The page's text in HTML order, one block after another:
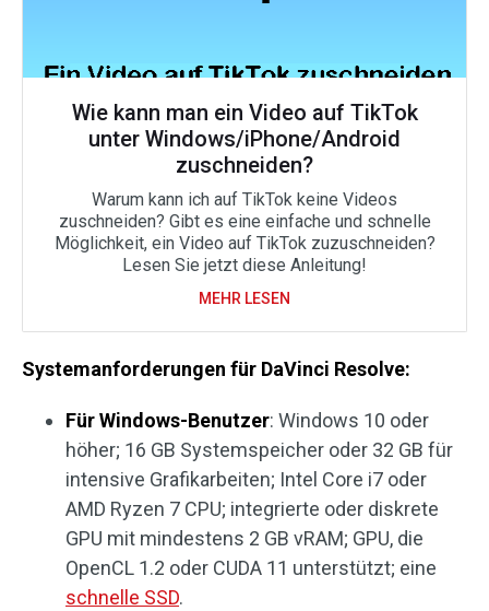
Wie kann man ein Video auf TikTok
unter Windows/iPhone/Android
zuschneiden?
Warum kann ich auf TikTok keine Videos
zuschneiden? Gibt es eine einfache und schnelle
Möglichkeit, ein Video auf TikTok zuzuschneiden?
Lesen Sie jetzt diese Anleitung!
MEHR LESEN
Systemanforderungen für DaVinci Resolve:
Für Windows-Benutzer: Windows 10 oder
höher; 16 GB Systemspeicher oder 32 GB für
intensive Grafikarbeiten; Intel Core i7 oder
AMD Ryzen 7 CPU; integrierte oder diskrete
GPU mit mindestens 2 GB vRAM; GPU, die
OpenCL 1.2 oder CUDA 11 unterstützt; eine
schnelle SSD.